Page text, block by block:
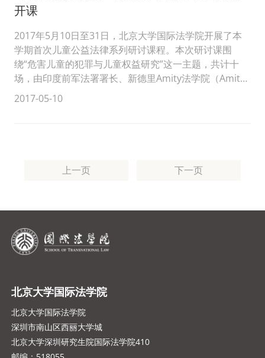
开课
2017年5月10日至31日，北京大学国际法学院开展了本
学期首次儿童公益法律系列研讨课程。本次研讨课围
绕“危害儿童的犯罪与儿童权益研究”这一主题，共计十
场，由印度前军法署署长、新德里Amity法学院（Amity
Law Scho...
2017-05-10
上一页 下一页
北京大学国际法学院
北京大学国际法学院
深圳市南山区西丽大学城
北京大学深圳研究生院国际法学院410